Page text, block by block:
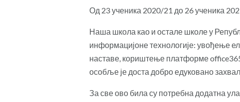
Од 23 ученика 2020/21 до 26 ученика
Наша школа као и остале школе у
информацијоне технологије: увођење
наставе, кориштење платформе
особље је доста добро едуковано
За све ово била су потребна додатна